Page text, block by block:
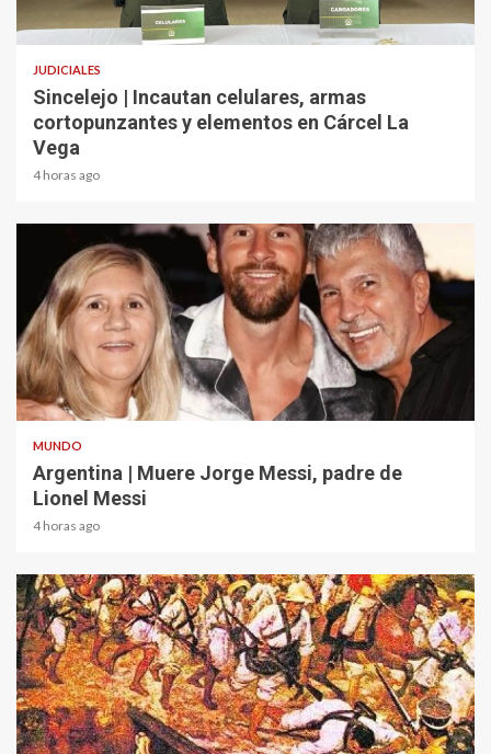
2 min read
JUDICIALES
Sincelejo | Incautan celulares, armas
cortopunzantes y elementos en Cárcel La
Vega
4 horas ago
2 min read
MUNDO
Argentina | Muere Jorge Messi, padre de
Lionel Messi
4 horas ago
1 min read